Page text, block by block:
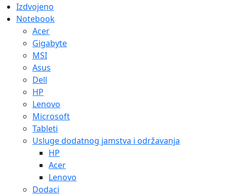
Izdvojeno
Notebook
Acer
Gigabyte
MSI
Asus
Dell
HP
Lenovo
Microsoft
Tableti
Usluge dodatnog jamstva i održavanja
HP
Acer
Lenovo
Dodaci